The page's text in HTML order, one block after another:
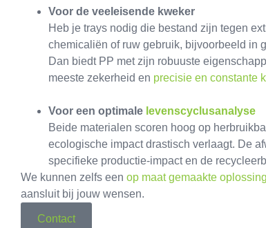
Voor de veeleisende kweker
Heb je trays nodig die bestand zijn tegen
chemicaliën of ruw gebruik, bijvoorbeeld in
Dan biedt PP met zijn robuuste
meeste zekerheid en precisie en constante
Voor een optimale levenscyclusanalyse
Beide materialen scoren hoog op
ecologische impact drastisch verlaagt. De
specifieke productie-impact en de
We kunnen zelfs een op maat gemaakte oplossing
aansluit bij jouw wensen.
Contact